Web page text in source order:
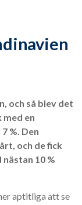
och så blev det
med en
%. Den
och de fick
10 %
aptitliga att se